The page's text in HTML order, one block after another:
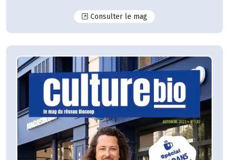
Consulter le magN°131